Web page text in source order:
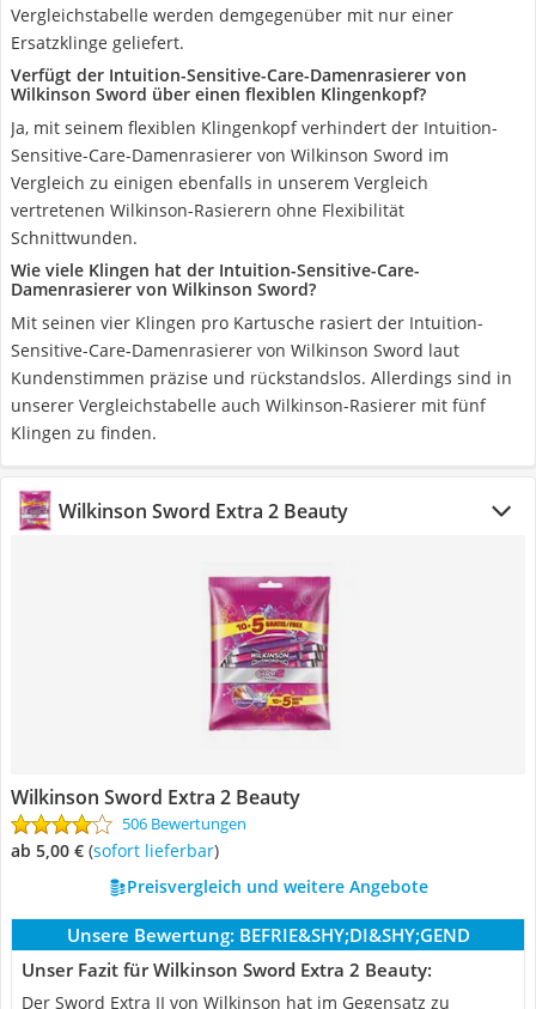
Vergleichstabelle werden demgegenüber mit nur einer
Ersatzklinge geliefert.
Verfügt der Intuition-Sensitive-Care-Damenrasierer von
Wilkinson Sword über einen flexiblen Klingenkopf?
Ja, mit seinem flexiblen Klingenkopf verhindert der Intuition-
Sensitive-Care-Damenrasierer von Wilkinson Sword im
Vergleich zu einigen ebenfalls in unserem Vergleich
vertretenen Wilkinson-Rasierern ohne Flexibilität
Schnittwunden.
Wie viele Klingen hat der Intuition-Sensitive-Care-
Damenrasierer von Wilkinson Sword?
Mit seinen vier Klingen pro Kartusche rasiert der Intuition-
Sensitive-Care-Damenrasierer von Wilkinson Sword laut
Kundenstimmen präzise und rückstandslos. Allerdings sind in
unserer Vergleichstabelle auch Wilkinson-Rasierer mit fünf
Klingen zu finden.
Wilkinson Sword Extra 2 Beauty
Wilkinson Sword Extra 2 Beauty
506 Bewertungen
ab 5,00 € ( Sofort lieferbar)
Preisvergleich und weitere Angebote
Unsere Bewertung: BEFRIE&SHY;DI&SHY;GEND
Unser Fazit für Wilkinson Sword Extra 2 Beauty:
Der Sword Extra II von Wilkinson hat im Gegensatz zu